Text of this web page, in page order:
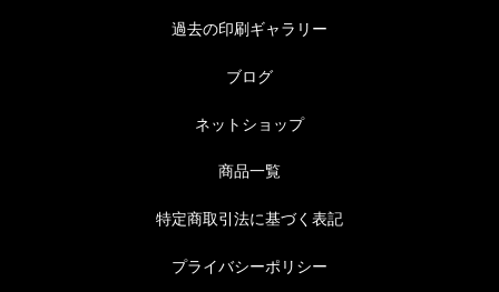
過去の印刷ギャラリー
ブログ
ネットショップ
商品一覧
特定商取引法に基づく表記
プライバシーポリシー